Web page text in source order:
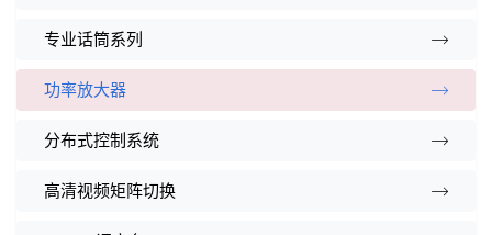
专业话筒系列
功率放大器
分布式控制系统
高清视频矩阵切换